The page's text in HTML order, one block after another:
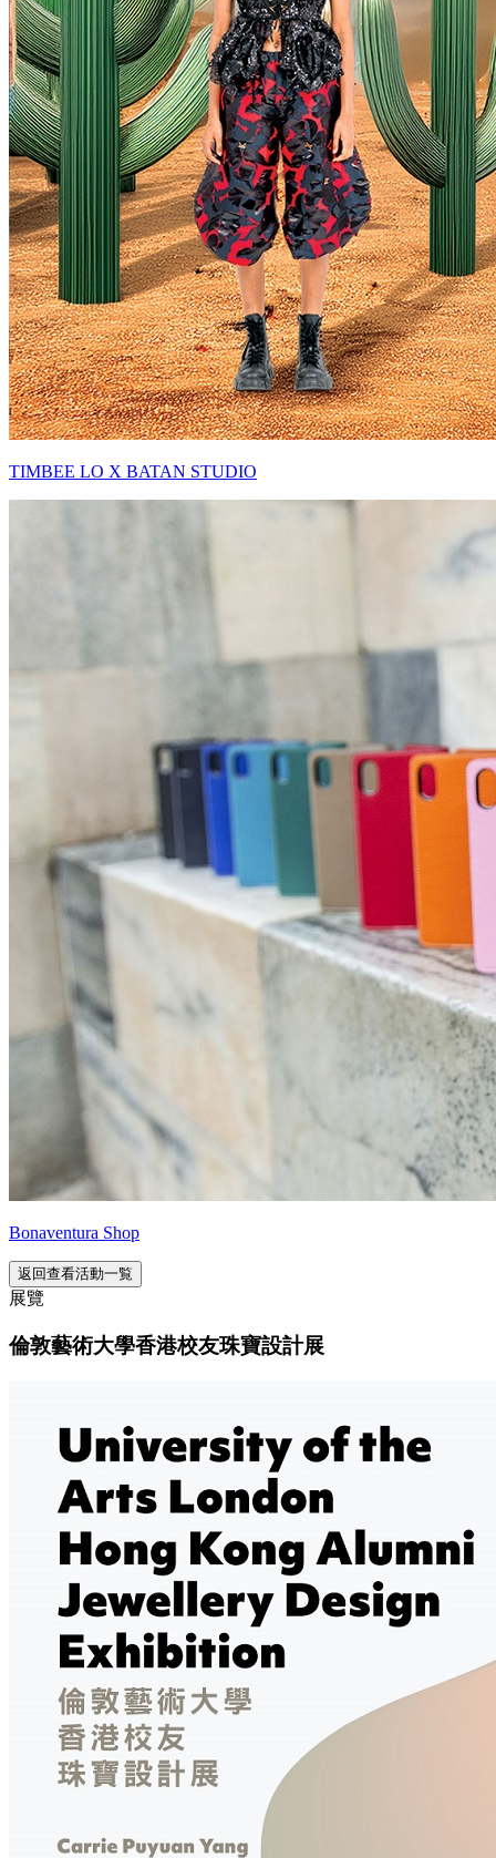
TIMBEE LO X BATAN STUDIO
Bonaventura Shop
返回查看活動一覧
展覽
倫敦藝術大學香港校友珠寶設計展